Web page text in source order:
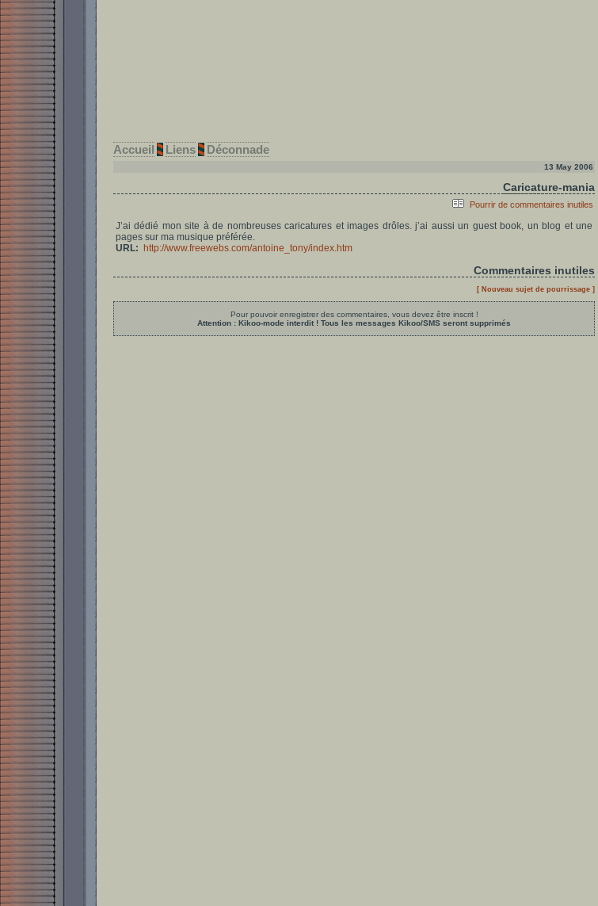
Accueil Liens Déconnade
13 May 2006
Caricature-mania
Pourrir de commentaires inutiles
J’ai dédié mon site à de nombreuses caricatures et images drôles. j’ai aussi un guest book, un blog et une
pages sur ma musique préférée.
URL:
http://www.freewebs.com/antoine_tony/index.htm
Commentaires inutiles
[ Nouveau sujet de pourrissage ]
Pour pouvoir enregistrer des commentaires, vous devez être inscrit !
Attention : Kikoo-mode interdit ! Tous les messages Kikoo/SMS seront supprimés